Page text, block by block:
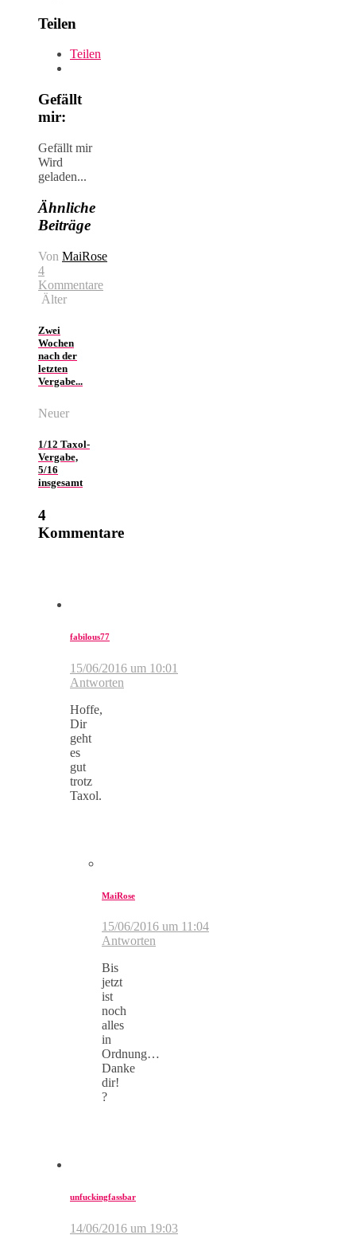
Teilen
Teilen
Gefällt
mir:
Gefällt mir
Wird
geladen...
Ähnliche
Beiträge
Von MaiRose
4
Kommentare
Älter
Zwei
Wochen
nach der
letzten
Vergabe...
Neuer
1/12 Taxol-
Vergabe,
5/16
insgesamt
4
Kommentare
fabilous77
15/06/2016 um 10:01
Antworten
Hoffe,
Dir
geht
es
gut
trotz
Taxol.
MaiRose
15/06/2016 um 11:04
Antworten
Bis
jetzt
ist
noch
alles
in
Ordnung…
Danke
dir!
?
unfuckingfassbar
14/06/2016 um 19:03